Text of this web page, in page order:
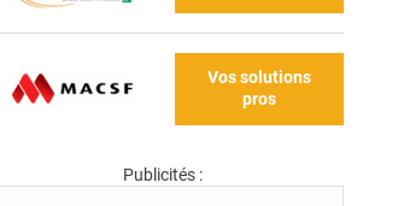
Vos solutions
pros
Publicités :